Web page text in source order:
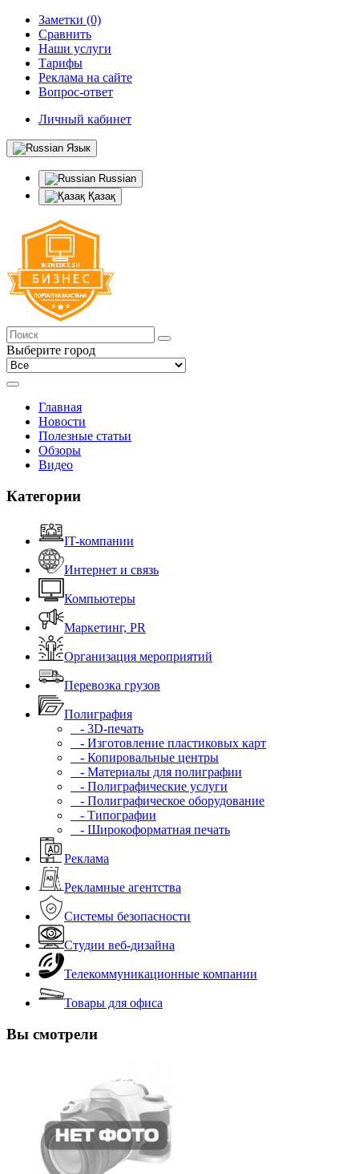
Заметки (0)
Сравнить
Наши услуги
Тарифы
Реклама на сайте
Вопрос-ответ
Личный кабинет
Язык
Russian
Қазақ
Выберите город
Главная
Новости
Полезные статьи
Обзоры
Видео
Категории
IT-компании
Интернет и связь
Компьютеры
Маркетинг, PR
Организация мероприятий
Перевозка грузов
Полиграфия
- 3D-печать
- Изготовление пластиковых карт
- Копировальные центры
- Материалы для полиграфии
- Полиграфические услуги
- Полиграфическое оборудование
- Типографии
- Широкоформатная печать
Реклама
Рекламные агентства
Системы безопасности
Студии веб-дизайна
Телекоммуникационные компании
Товары для офиса
Вы смотрели